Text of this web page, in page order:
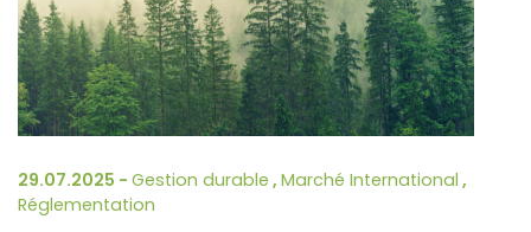
29.07.2025 - Gestion durable , Marché International ,
Réglementation